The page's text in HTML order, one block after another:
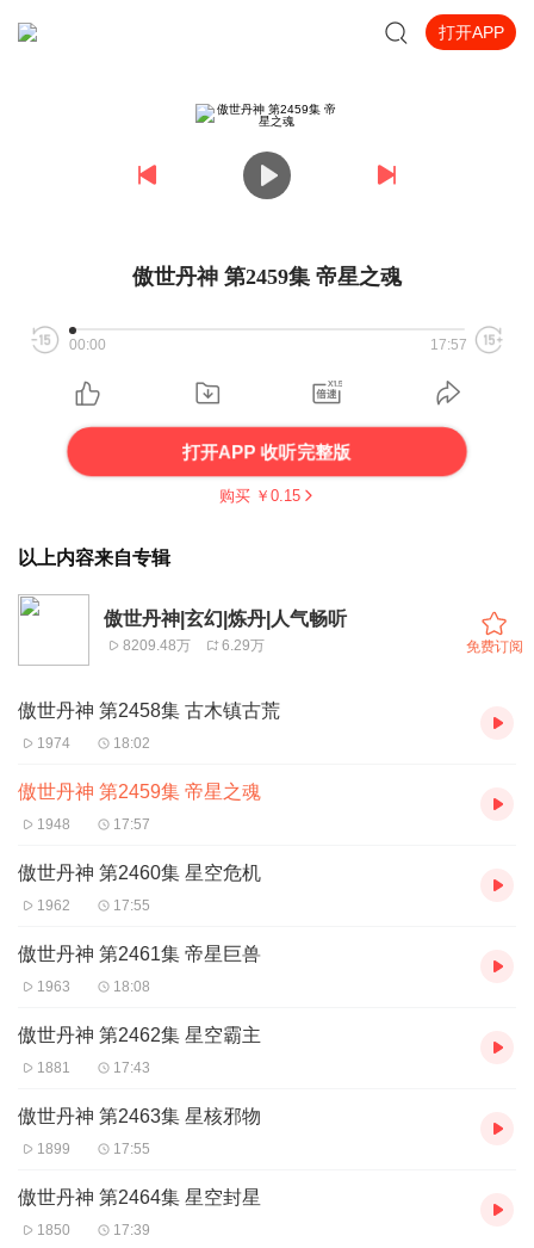
打开APP
傲世丹神 第2459集 帝星之魂
00:00 17:57
打开APP 收听完整版
购买 ￥ 0.15
以上内容来自专辑
傲世丹神|玄幻|炼丹|人气畅听
8209.48万 6.29万 免费订阅
傲世丹神 第2458集 古木镇古荒
1974 18:02
傲世丹神 第2459集 帝星之魂
1948 17:57
傲世丹神 第2460集 星空危机
1962 17:55
傲世丹神 第2461集 帝星巨兽
1963 18:08
傲世丹神 第2462集 星空霸主
1881 17:43
傲世丹神 第2463集 星核邪物
1899 17:55
傲世丹神 第2464集 星空封星
1850 17:39